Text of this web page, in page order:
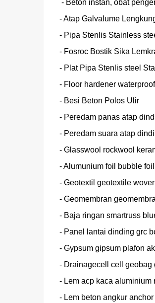
- Atap Galvalume
- Pipa Stenlis Stainless
- Fosroc Bostik Sika
- Plat Pipa Stenlis steel
- Floor hardener
- Besi Beton Polos Ulir
- Peredam panas atap
- Peredam suara atap
- Glasswool rockwool
- Alumunium foil bubble
- Geotextil geotextile
- Geomembran
- Baja ringan smartruss
- Panel lantai dinding grc
- Gypsum gipsum plafon
- Drainagecell cell
- Lem acp kaca aluminium
- Lem beton angkur anchor